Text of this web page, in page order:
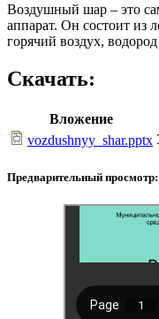
Воздушный шар – это
аппарат. Он состоит из
горячий воздух,
Скачать:
Вложение
vozdushnyy_shar.pptx
Предварительный просмотр: